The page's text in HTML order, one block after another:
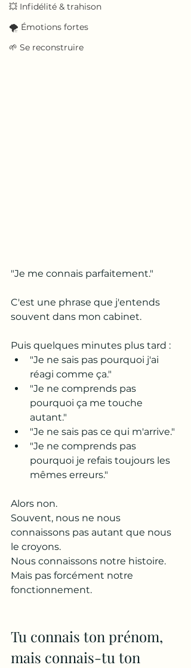
💥 Infidélité & trahison
🌪️ Émotions fortes
🌱 Se reconstruire
"Je me connais parfaitement."
C'est une phrase que j'entends
souvent dans mon cabinet.
Puis quelques minutes plus tard :
"Je ne sais pas pourquoi j'ai
réagi comme ça."
"Je ne comprends pas
pourquoi ça me touche
autant."
"Je ne sais pas ce qui m'arrive."
"Je ne comprends pas
pourquoi je refais toujours les
mêmes erreurs."
Alors non.
Souvent, nous ne nous
connaissons pas autant que nous
le croyons.
Nous connaissons notre histoire.
Mais pas forcément notre
fonctionnement.
Tu connais ton prénom,
mais connais-tu ton